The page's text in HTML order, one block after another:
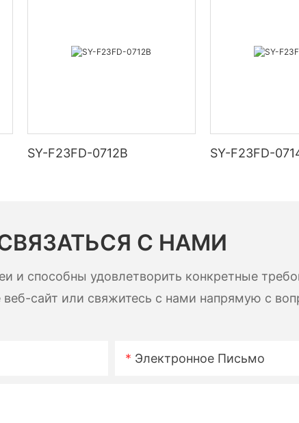
SY-F23FD-0712B SY-F23FD-
С НАМИ
и способны удовлетворить конкретные
сайт или свяжитесь с нами напрямую с
Электронное Письмо